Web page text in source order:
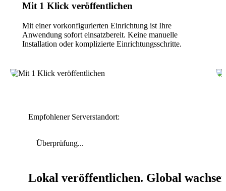
Mit 1 Klick veröffentlichen
Mit einer vorkonfigurierten Einrichtung ist Ihre
Anwendung sofort einsatzbereit. Keine manuelle
Installation oder komplizierte Einrichtungsschritte.
Empfohlener Serverstandort:
Überprüfung...
Lokal veröffentlichen. Global